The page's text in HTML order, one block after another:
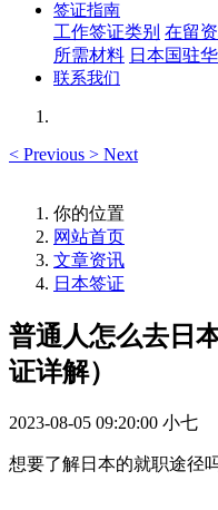
签证指南
工作签证类别 在留
所需材料 日本国驻
联系我们
< Previous > Next
你的位置
网站首页
文章资讯
日本签证
普通人怎么去日
证详解）
2023-08-05 09:20:00 小七
想要了解日本的就职途径